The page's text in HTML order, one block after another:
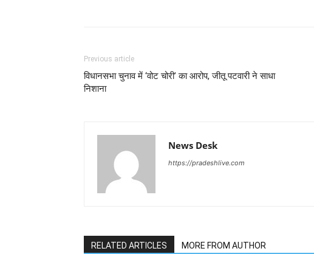
Previous article
विधानसभा चुनाव में ‘वोट चोरी’ का आरोप, जीतू पटवारी ने साधा
निशाना
News Desk
https://pradeshlive.com
RELATED ARTICLES MORE FROM AUTHOR